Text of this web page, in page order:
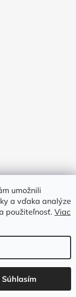
umožnili
a vďaka analýze
použiteľnosť. Viac
Súhlasím
vyhradené.Upraviť